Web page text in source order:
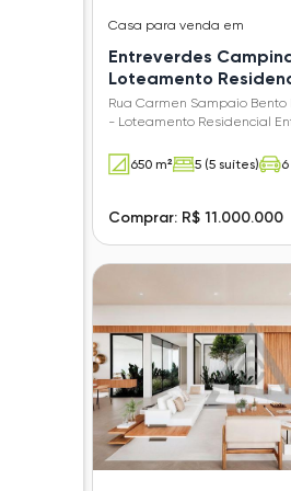
Casa para venda em
Entreverdes
Loteamento
Verdes (Sousas)
Rua Carmen Sampaio Bento
- Loteamento Residencial
650 m²
5 (5 suítes) 6
Comprar: R$ 11.000.000